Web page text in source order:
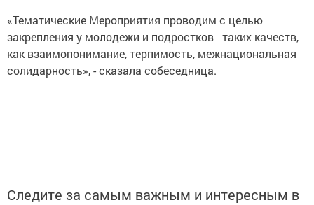
«Тематические Мероприятия проводим с целью
закрепления у молодежи и подростков таких качеств,
как взаимопонимание, терпимость, межнациональная
солидарность», - сказала собеседница.
Следите за самым важным и интересным в